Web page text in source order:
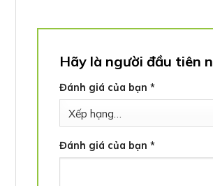
Hãy là người đầu tiên
Đánh giá của bạn *
Đánh giá của bạn *